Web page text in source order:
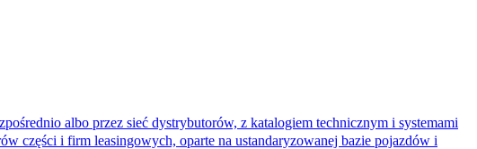
albo przez sieć dystrybutorów, z katalogiem technicznym i systemami
części i firm leasingowych, oparte na ustandaryzowanej bazie pojazdów i